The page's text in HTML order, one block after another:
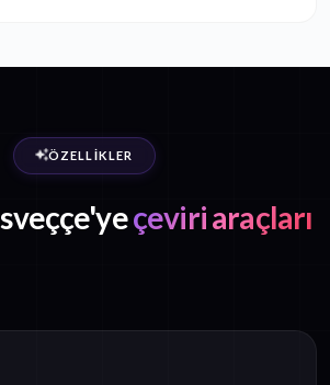
ÖZELLIKLER
çeviri araçları